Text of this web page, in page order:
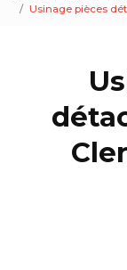
Usinage pièces